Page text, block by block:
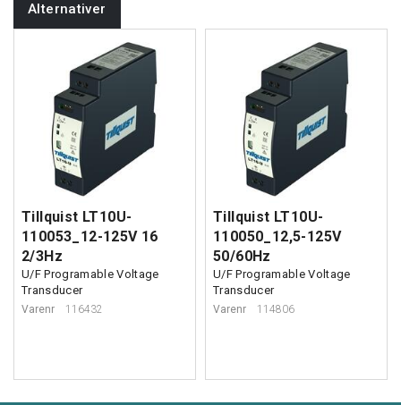
Alternativer
Tillquist LT10U-
110053_12-125V 16
2/3Hz
U/F Programable Voltage
Transducer
Varenr 116432
Tillquist LT10U-
110050_12,5-125V
50/60Hz
U/F Programable Voltage
Transducer
Varenr 114806